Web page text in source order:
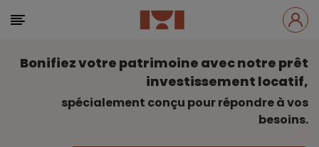
Bonifiez votre patrimoine avec notre prêt
investissement locatif,
spécialement conçu pour répondre à vos
besoins.